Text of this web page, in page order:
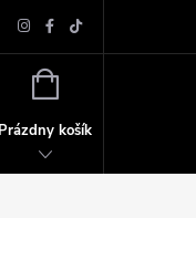
NÁKUPNÝ
Prázdny košík